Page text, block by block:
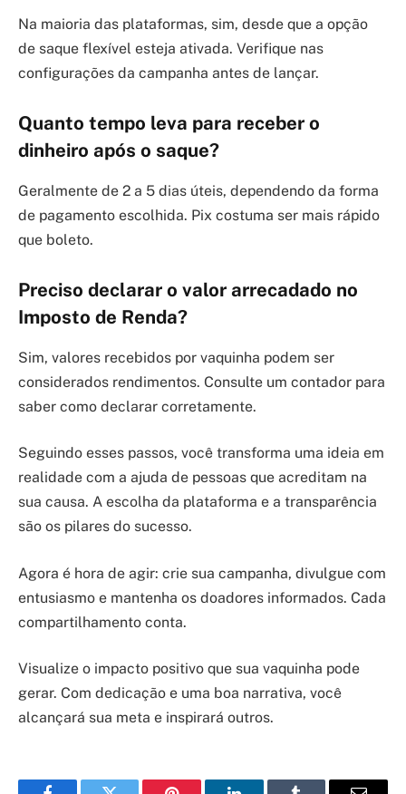
Na maioria das plataformas, sim, desde que a opção
de saque flexível esteja ativada. Verifique nas
configurações da campanha antes de lançar.
Quanto tempo leva para receber o
dinheiro após o saque?
Geralmente de 2 a 5 dias úteis, dependendo da forma
de pagamento escolhida. Pix costuma ser mais rápido
que boleto.
Preciso declarar o valor arrecadado no
Imposto de Renda?
Sim, valores recebidos por vaquinha podem ser
considerados rendimentos. Consulte um contador para
saber como declarar corretamente.
Seguindo esses passos, você transforma uma ideia em
realidade com a ajuda de pessoas que acreditam na
sua causa. A escolha da plataforma e a transparência
são os pilares do sucesso.
Agora é hora de agir: crie sua campanha, divulgue com
entusiasmo e mantenha os doadores informados. Cada
compartilhamento conta.
Visualize o impacto positivo que sua vaquinha pode
gerar. Com dedicação e uma boa narrativa, você
alcançará sua meta e inspirará outros.